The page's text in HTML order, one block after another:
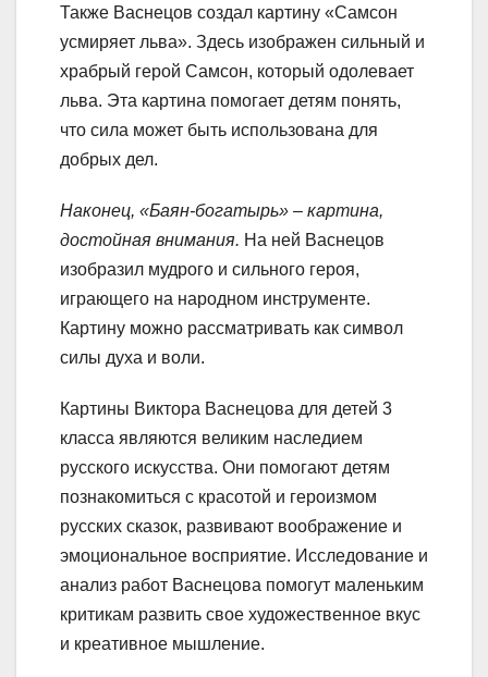
Также Васнецов создал картину «Самсон
усмиряет льва». Здесь изображен сильный и
храбрый герой Самсон, который одолевает
льва. Эта картина помогает детям понять,
что сила может быть использована для
добрых дел.
Наконец, «Баян-богатырь» – картина,
достойная внимания. На ней Васнецов
изобразил мудрого и сильного героя,
играющего на народном инструменте.
Картину можно рассматривать как символ
силы духа и воли.
Картины Виктора Васнецова для детей 3
класса являются великим наследием
русского искусства. Они помогают детям
познакомиться с красотой и героизмом
русских сказок, развивают воображение и
эмоциональное восприятие. Исследование и
анализ работ Васнецова помогут маленьким
критикам развить свое художественное вкус
и креативное мышление.